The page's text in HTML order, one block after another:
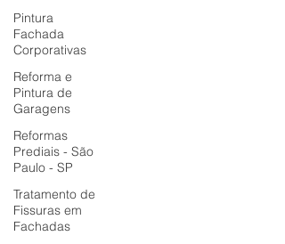
Pintura
Fachada
Corporativas
Reforma e
Pintura de
Garagens
Reformas
Prediais - São
Paulo - SP
Tratamento de
Fissuras em
Fachadas